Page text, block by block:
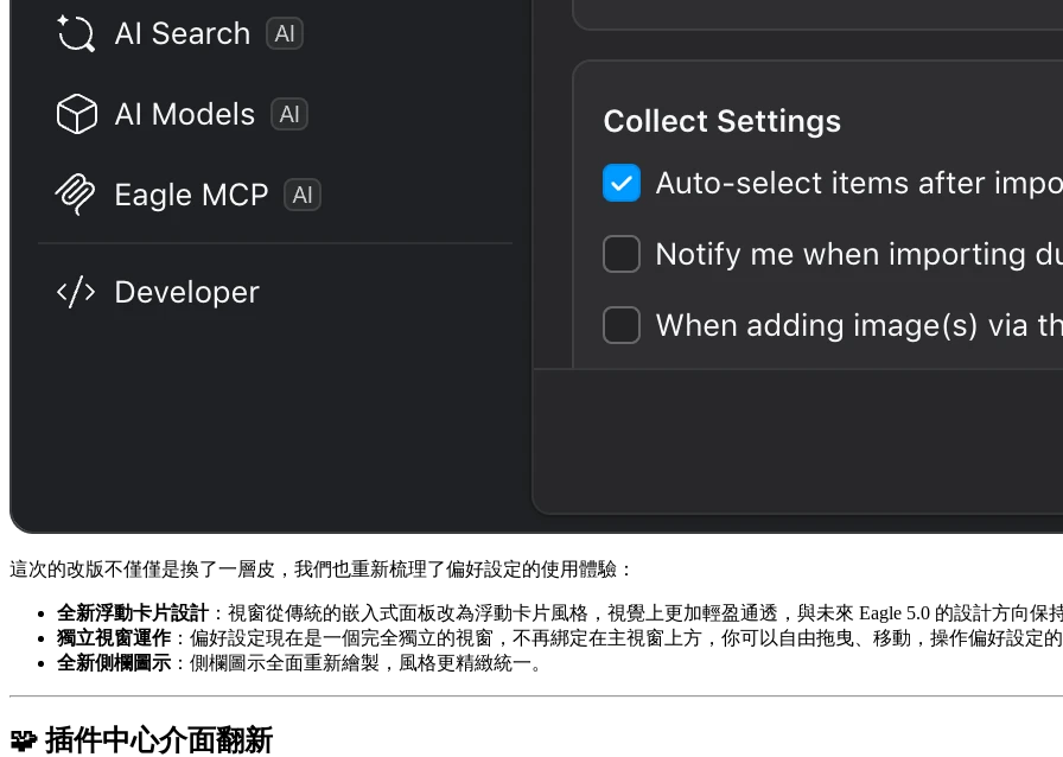
這次的改版不僅僅是換了一層皮，我們也重新梳理了偏好設定的使用體驗：
全新浮動卡片設計：視窗從傳統的嵌入式面板改為浮動卡片風格，視覺上更加輕盈通透，與未來 Eagle 5.0 的設計方向保
獨立視窗運作：偏好設定現在是一個完全獨立的視窗，不再綁定在主視窗上方，你可以自由拖曳、移動，操作偏好設定
全新側欄圖示 ：側欄圖示全面重新繪製，風格更精緻統一。
🧩 插件中心介面翻新